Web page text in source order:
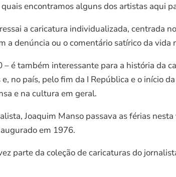
encontramos alguns dos artistas aqui
a caricatura individualizada, centrada
a denúncia ou o comentário satírico da vida
é também interessante para a história da
no país, pelo fim da I República e o início
e na cultura em geral.
Joaquim Manso passava as férias
em 1976.
parte da coleção de caricaturas do